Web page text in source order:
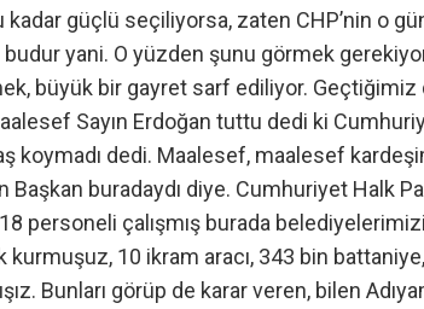
kadar güçlü seçiliyorsa, zaten CHP’nin o
yani. O yüzden şunu görmek
büyük bir gayret sarf ediliyor.
Sayın Erdoğan tuttu dedi ki
koymadı dedi. Maalesef, maalesef
Başkan buradaydı diye. Cumhuriyet Halk
personeli çalışmış burada
10 ikram aracı, 343 bin battaniye,
Bunları görüp de karar veren, bilen